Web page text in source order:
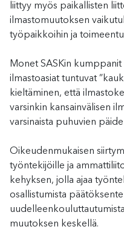
liittyy myös paikallisten
ilmastomuutoksen
työpaikkoihin ja
Monet SASKin
ilmastoasiat tuntuvat
kieltäminen, että
varsinkin kansainvälisen
varsinaista puhuvien
Oikeudenmukaisen
työntekijöille ja
kehyksen, jolla ajaa
osallistumista
muutoksen keskellä.